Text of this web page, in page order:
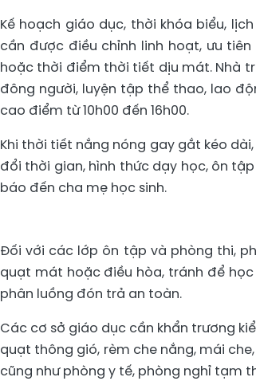
Kế hoạch giáo dục, thời khóa biểu,
cần được điều chỉnh linh hoạt, ưu
hoặc thời điểm thời tiết dịu mát. Nhà
đông người, luyện tập thể thao, lao
cao điểm từ 10h00 đến 16h00.
Khi thời tiết nắng nóng gay gắt kéo
đổi thời gian, hình thức dạy học, ôn
báo đến cha mẹ học sinh.
Đối với các lớp ôn tập và phòng thi,
quạt mát hoặc điều hòa, tránh để
phân luồng đón trả an toàn.
Các cơ sở giáo dục cần khẩn trương
quạt thông gió, rèm che nắng, mái
cũng như phòng y tế, phòng nghỉ tạm